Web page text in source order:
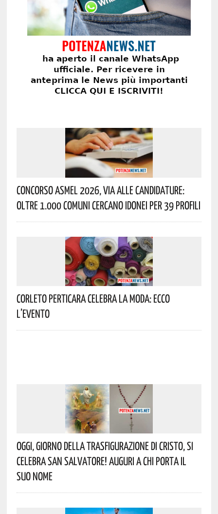
Concorso Asmel 2026, Via Alle Candidature:
Oltre 1.000 Comuni Cercano Idonei Per 39 Profili
Corleto Perticara Celebra La Moda: Ecco
L’evento
Oggi, Giorno Della Trasfigurazione Di Cristo, Si
Celebra San Salvatore! Auguri A Chi Porta Il
Suo Nome